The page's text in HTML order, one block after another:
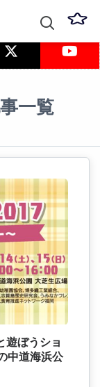
一覧
遊ぼうショ
中道海浜公